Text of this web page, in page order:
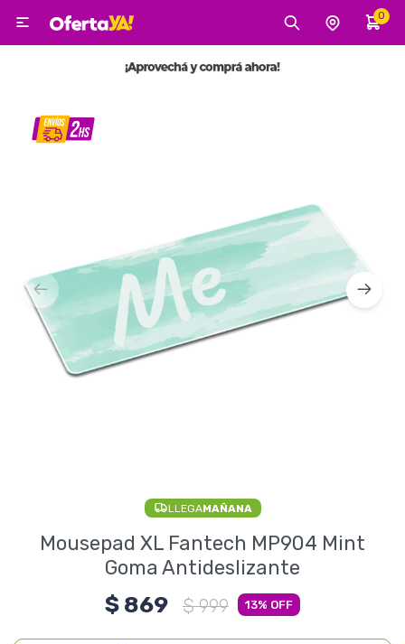
0

LLEGAMAÑANA
Mousepad XL Fantech MP904 Mint
Goma Antideslizante
$ 869 $ 999 13
MI CUENTA
Tecnología
Tecnología
Gaming
Pequeños electrodomésticos
Hogar y Jardín